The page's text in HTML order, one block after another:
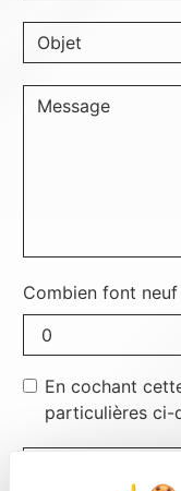
Combien font
En cochant
particulières ci-